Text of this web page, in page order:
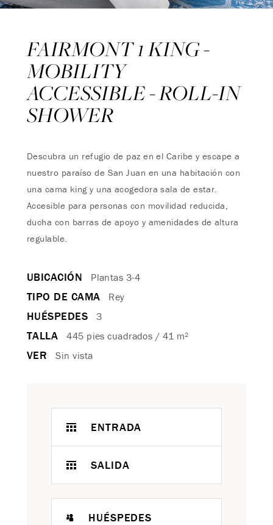
FAIRMONT 1 KING -
MOBILITY
ACCESSIBLE - ROLL-IN
SHOWER
Descubra un refugio de paz en el Caribe y escape a
nuestro paraíso de San Juan en una habitación con
una cama king y una acogedora sala de estar.
Accesible para personas con movilidad reducida,
ducha con barras de apoyo y amenidades de altura
regulable.
UBICACIÓN Plantas 3-4
TIPO DE CAMA Rey
HUÉSPEDES 3
TALLA 445 pies cuadrados / 41 m²
VER Sin vista
ENTRADA
SALIDA
HUÉSPEDES